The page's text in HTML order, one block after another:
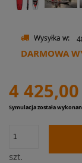
Wysyłka w:
DARMOWA
4 425,00
Symulacja została
szt.